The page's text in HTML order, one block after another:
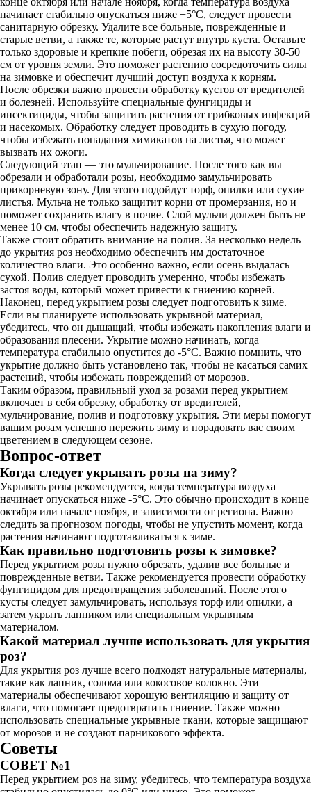
начинает стабильно опускаться ниже +5°C, следует провести
санитарную обрезку. Удалите все больные, поврежденные и
старые ветви, а также те, которые растут внутрь куста. Оставьте
только здоровые и крепкие побеги, обрезая их на высоту 30-50
см от уровня земли. Это поможет растению сосредоточить силы
на зимовке и обеспечит лучший доступ воздуха к корням.
После обрезки важно провести обработку кустов от вредителей
и болезней. Используйте специальные фунгициды и
инсектициды, чтобы защитить растения от грибковых инфекций
и насекомых. Обработку следует проводить в сухую погоду,
чтобы избежать попадания химикатов на листья, что может
вызвать их ожоги.
Следующий этап — это мульчирование. После того как вы
обрезали и обработали розы, необходимо замульчировать
прикорневую зону. Для этого подойдут торф, опилки или сухие
листья. Мульча не только защитит корни от промерзания, но и
поможет сохранить влагу в почве. Слой мульчи должен быть не
менее 10 см, чтобы обеспечить надежную защиту.
Также стоит обратить внимание на полив. За несколько недель
до укрытия роз необходимо обеспечить им достаточное
количество влаги. Это особенно важно, если осень выдалась
сухой. Полив следует проводить умеренно, чтобы избежать
застоя воды, который может привести к гниению корней.
Наконец, перед укрытием розы следует подготовить к зиме.
Если вы планируете использовать укрывной материал,
убедитесь, что он дышащий, чтобы избежать накопления влаги и
образования плесени. Укрытие можно начинать, когда
температура стабильно опустится до -5°C. Важно помнить, что
укрытие должно быть установлено так, чтобы не касаться самих
растений, чтобы избежать повреждений от морозов.
Таким образом, правильный уход за розами перед укрытием
включает в себя обрезку, обработку от вредителей,
мульчирование, полив и подготовку укрытия. Эти меры помогут
вашим розам успешно пережить зиму и порадовать вас своим
цветением в следующем сезоне.
Вопрос-ответ
Когда следует укрывать розы на зиму?
Укрывать розы рекомендуется, когда температура воздуха
начинает опускаться ниже -5°C. Это обычно происходит в конце
октября или начале ноября, в зависимости от региона. Важно
следить за прогнозом погоды, чтобы не упустить момент, когда
растения начинают подготавливаться к зиме.
Как правильно подготовить розы к зимовке?
Перед укрытием розы нужно обрезать, удалив все больные и
поврежденные ветви. Также рекомендуется провести обработку
фунгицидом для предотвращения заболеваний. После этого
кусты следует замульчировать, используя торф или опилки, а
затем укрыть лапником или специальным укрывным
материалом.
Какой материал лучше использовать для укрытия
роз?
Для укрытия роз лучше всего подходят натуральные материалы,
такие как лапник, солома или кокосовое волокно. Эти
материалы обеспечивают хорошую вентиляцию и защиту от
влаги, что помогает предотвратить гниение. Также можно
использовать специальные укрывные ткани, которые защищают
от морозов и не создают парникового эффекта.
Советы
СОВЕТ №1
Перед укрытием роз на зиму, убедитесь, что температура воздуха